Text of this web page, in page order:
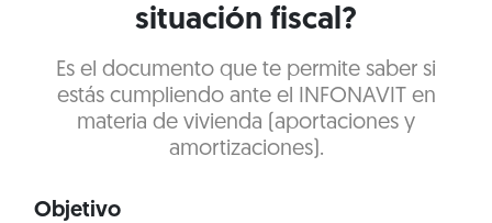
situación fiscal?
Es el documento que te permite saber si
estás cumpliendo ante el INFONAVIT en
materia de vivienda (aportaciones y
amortizaciones).
Objetivo